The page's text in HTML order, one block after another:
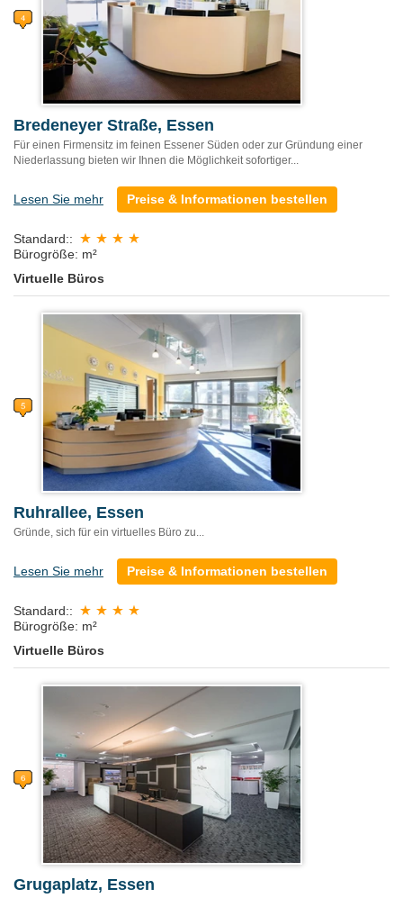
Bredeneyer Straße, Essen
Für einen Firmensitz im feinen Essener Süden oder zur Gründung einer
Niederlassung bieten wir Ihnen die Möglichkeit sofortiger...
Lesen Sie mehr Preise & Informationen bestellen
Standard::
Bürogröße: m²
Virtuelle Büros
Ruhrallee, Essen
Gründe, sich für ein virtuelles Büro zu...
Lesen Sie mehr Preise & Informationen bestellen
Standard::
Bürogröße: m²
Virtuelle Büros
Grugaplatz, Essen